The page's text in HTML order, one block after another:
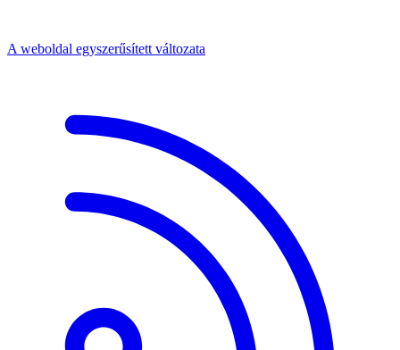
A weboldal egyszerűsített változata